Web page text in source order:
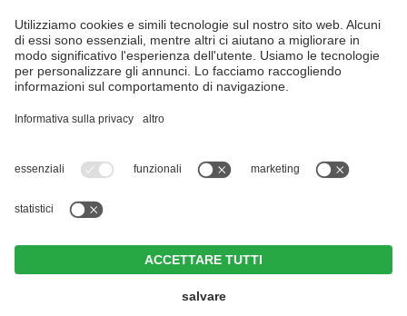
Social Media
Nonostante il lavoro accurato e il costante aggiornamento dei contenuti,
posto all'organizzatore.
Per la vostra meritata pausa di piacere: alloggi incantevoli a